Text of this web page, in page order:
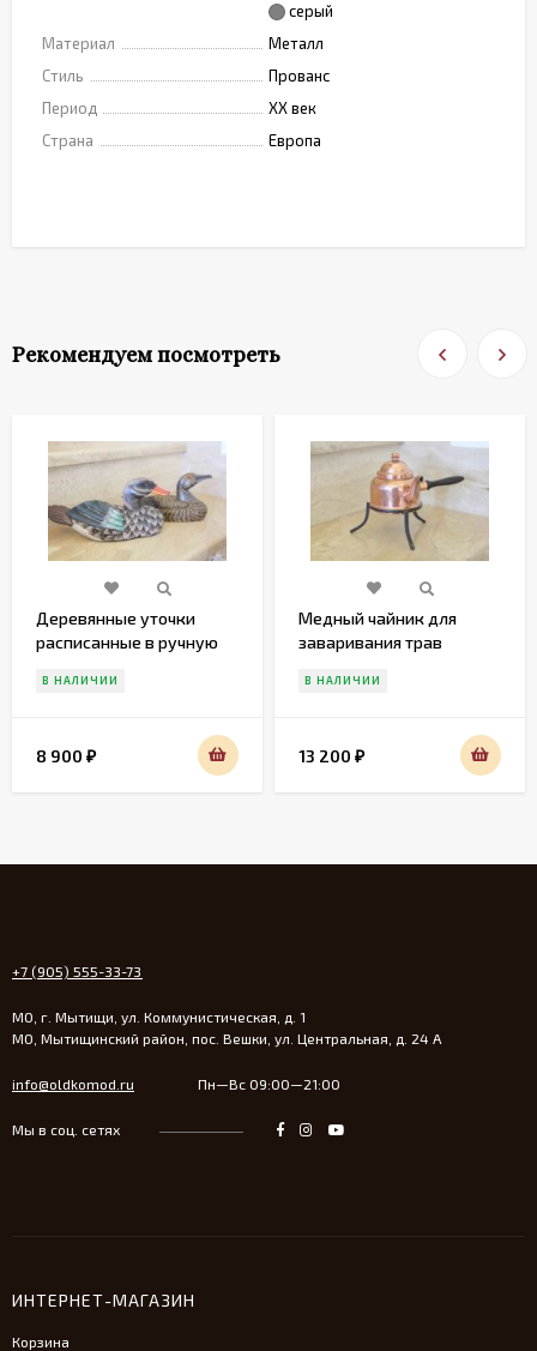
серый
Материал
Металл
Стиль
Прованс
Период
XX век
Страна
Европа
Рекомендуем посмотреть
Деревянные уточки
расписанные в ручную
В НАЛИЧИИ
8 900 ₽
Медный чайник для
заваривания трав
В НАЛИЧИИ
13 200 ₽
+7 (905) 555-33-73
МО, г. Мытищи, ул. Коммунистическая, д. 1
МО, Мытищинский район, пос. Вешки, ул. Центральная, д. 24 А
info@oldkomod.ru Пн—Вс 09:00—21:00
Мы в соц. сетях
ИНТЕРНЕТ-МАГАЗИН
Корзина